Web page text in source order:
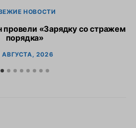
НОВОСТИ
«Зарядку со стражем
порядка»
АВГУСТА, 2026